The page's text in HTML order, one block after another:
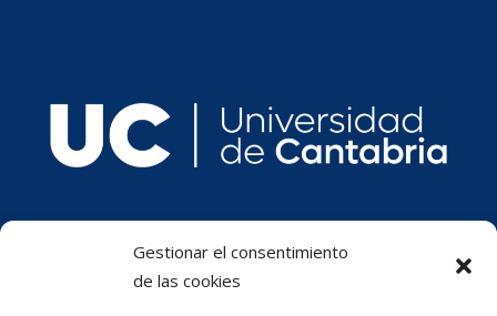
Gestionar el consentimiento
de las cookies